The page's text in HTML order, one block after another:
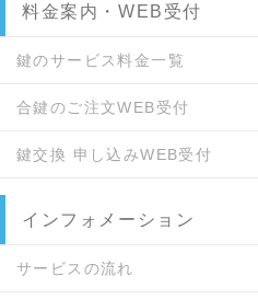
料金案内・WEB受付
鍵のサービス料金一覧
合鍵のご注文WEB受付
鍵交換 申し込みWEB受付
インフォメーション
サービスの流れ